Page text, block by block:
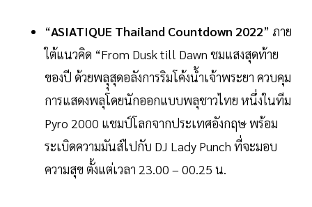
“ASIATIQUE Thailand Countdown 2022” ภาย
ใต้แนวคิด “From Dusk till Dawn ชมแสงสุดท้าย
ของปี ด้วยพลุุสุดอลังการริมโค้งน้ำเจ้าพระยา ควบคุม
การแสดงพลุโดยนักออกแบบพลุชาวไทย หนึ่งในทีม
Pyro 2000 แชมป์โลกจากประเทศอังกฤษ พร้อม
ระเบิดความมันส์ไปกับ DJ Lady Punch ที่จะมอบ
ความสุข ตั้งแต่เวลา 23.00 – 00.25 น.